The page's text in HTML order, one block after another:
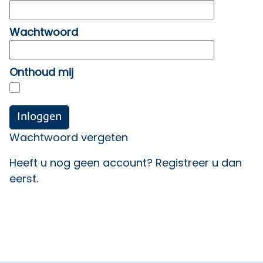
Wachtwoord
Onthoud mij
Wachtwoord vergeten
Heeft u nog geen account? Registreer u dan
eerst.